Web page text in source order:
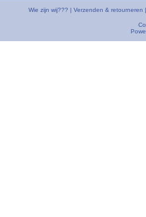
Wie zijn wij??? | Verzenden & retourneren